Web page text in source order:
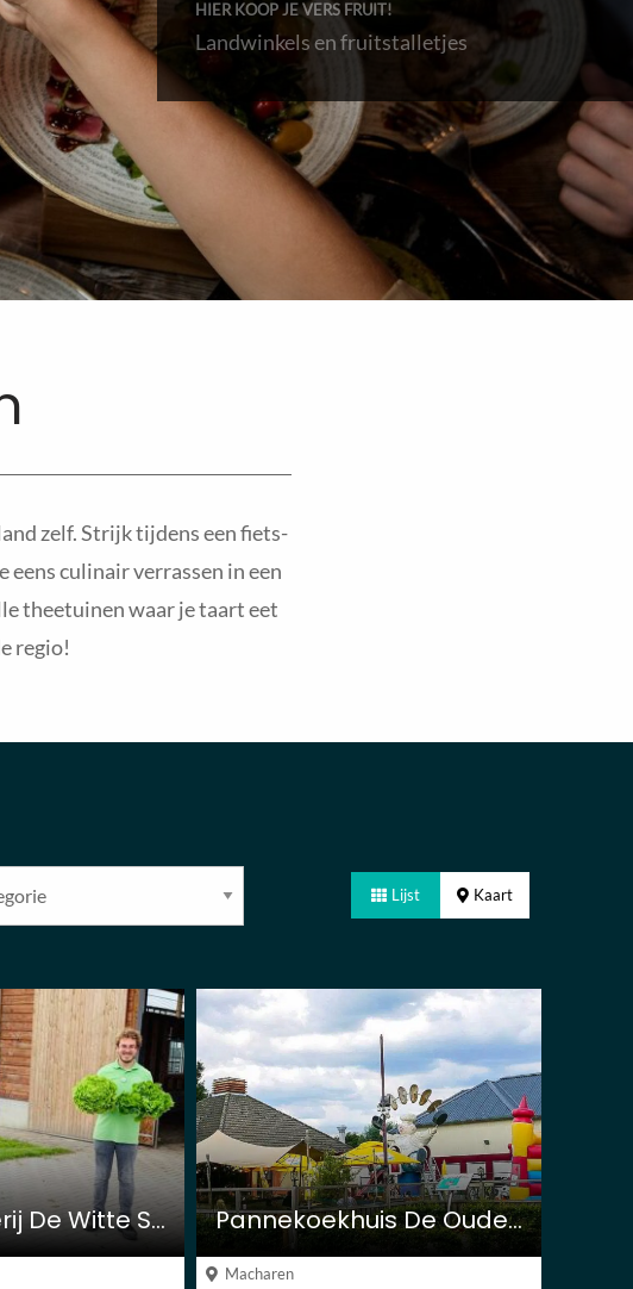
HIER KOOP JE VERS FRUIT!
Landwinkels en fruitstalletjes
zelf. Strijk tijdens een fiets-
culinair verrassen in een
theetuinen waar je taart eet
regio!
Lijst Kaart
Zorgboerderij De Witte Schuur Pannekoekhuis De Oude Maas
Macharen